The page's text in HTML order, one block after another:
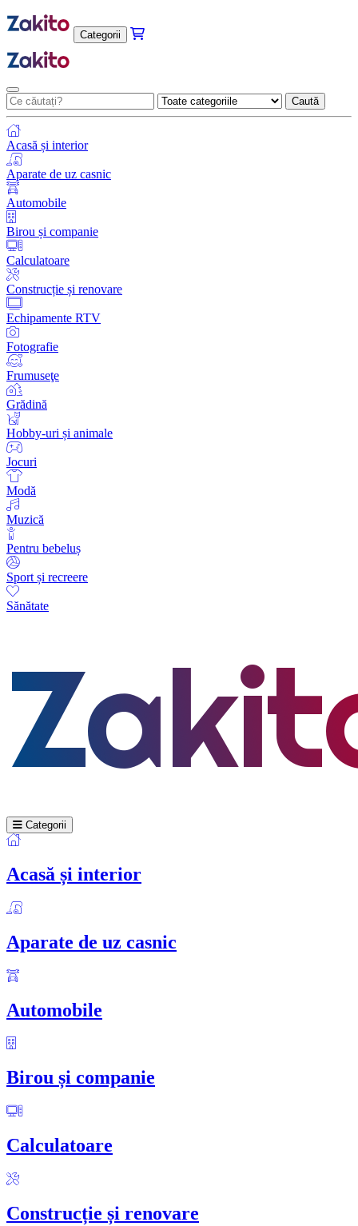
Categorii
Caută
Acasă și interior
Aparate de uz casnic
Automobile
Birou și companie
Calculatoare
Construcție și renovare
Echipamente RTV
Fotografie
Frumuseţe
Grădină
Hobby-uri și animale
Jocuri
Modă
Muzică
Pentru bebeluș
Sport și recreere
Sănătate
Categorii
Acasă și interior
Aparate de uz casnic
Automobile
Birou și companie
Calculatoare
Construcție și renovare